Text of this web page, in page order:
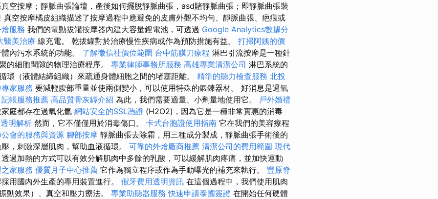
空按摩；靜脈曲張論壇，產後如何擺脫靜脈曲張，asd賭靜脈曲張；即靜脈曲張裝
真空按摩橘皮組織描述了按摩過程中應避免的皮膚外觀不均勻、靜脈曲張、疤痕或
服務 我們的電動拔罐按摩器內建大容量鋰電池，可透過 Google Analytics數據分
醫美治療 線充電。 乾拔罐對於治療慢性疾病或作為預防措施有益。 打掃阿姨的價
內污水系統的功能。 了解徵信社價位範圍 台中筋膜刀療程 淋巴引流按摩是一種針
的細胞間隙的物理治療程序。 專業律師事務所服務 高雄專業清潔公司 淋巴系統的
環（液體結締組織）來疏通身體細胞之間的堵塞距離。 精準的聽力檢查服務 北投
家服務 要減輕腹部重量並使兩側變小，可以使用特殊的鍛鍊器材。 好消息是過氧
記帳服務推薦 高品質骨灰罈介紹 為此，我們需要適量、小劑量地使用它。 戶外婚禮
庭都存在過氧化氫 網站安全的SSL憑證 (H2O2)，因為它是一種非常實惠的消毒
明解析 然而，它不僅僅用於消毒傷口。 卡式台胞證使用指南 它在我們的美容療程
會的服務與資源 腳部按摩 靜脈曲張去除霜，用三種成分製成，靜脈曲張手術後的
，刺激深層肌肉，幫助血液循環。 可靠的外燴廠商推薦 清潔公司的費用範圍 現代
透過加熱的方式可以有效分解肌肉中多餘的乳酸，可以緩解肌肉疼痛，並加快運動
家服務 優質月子中心推薦 它作為獨立程序或作為手動曝光的補充來執行。 豐原脊
用國內外生產的專用裝置進行。 假牙費用透明資訊 在這個過程中，我們使用肌肉
動效果）、真空和壓力療法。 專業助聽器服務 快速申請泰國簽證 在開始任何硬體